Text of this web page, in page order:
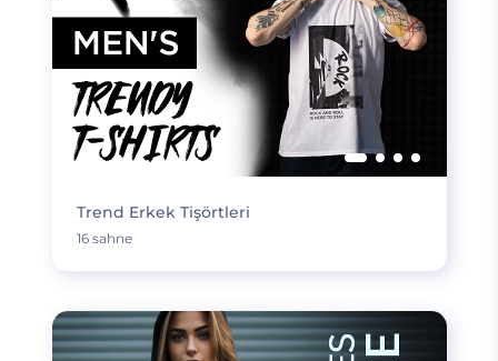
Trend Erkek Tişörtleri
16 sahne